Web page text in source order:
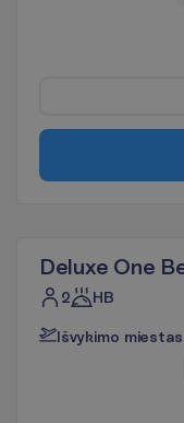
Deluxe One
2 HB
Išvykimo miestas